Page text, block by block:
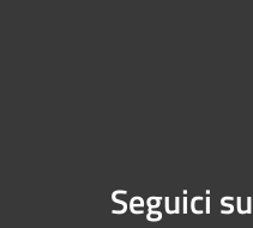
Seguici su